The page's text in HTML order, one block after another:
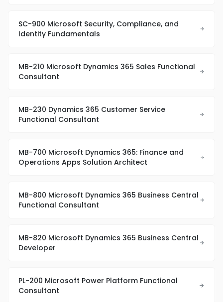
SC-900 Microsoft Security, Compliance, and
Identity Fundamentals
MB-210 Microsoft Dynamics 365 Sales Functional
Consultant
MB-230 Dynamics 365 Customer Service
Functional Consultant
MB-700 Microsoft Dynamics 365: Finance and
Operations Apps Solution Architect
MB-800 Microsoft Dynamics 365 Business Central
Functional Consultant
MB-820 Microsoft Dynamics 365 Business Central
Developer
PL-200 Microsoft Power Platform Functional
Consultant